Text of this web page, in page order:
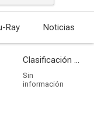
Ray Noticias
Clasificación por edades
Sin
información